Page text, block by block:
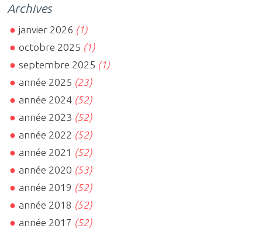
Archives
janvier 2026 (1)
octobre 2025 (1)
septembre 2025 (1)
année 2025 (23)
année 2024 (52)
année 2023 (52)
année 2022 (52)
année 2021 (52)
année 2020 (53)
année 2019 (52)
année 2018 (52)
année 2017 (52)